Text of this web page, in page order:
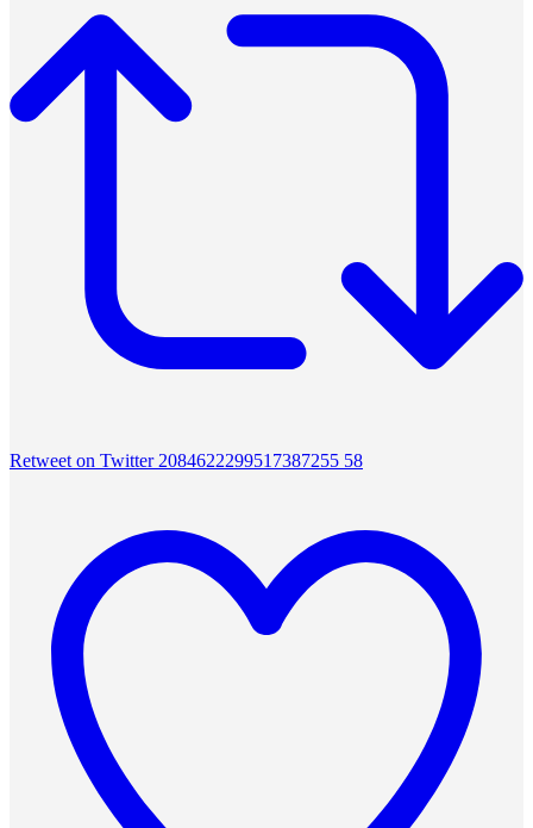
Retweet on Twitter 2084622299517387255 58